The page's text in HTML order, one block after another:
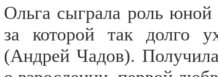
Ольга сыграла роль юной
за которой так долго
(Андрей Чадов).